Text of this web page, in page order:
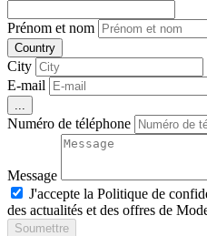
Prénom et nom
Country
City
E-mail
Numéro de téléphone
Message
J'accepte la Politique de
des actualités et des offres de
Soumettre